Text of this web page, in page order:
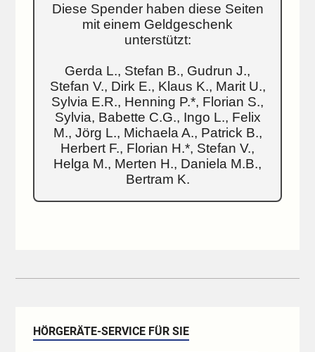
Diese Spender haben diese Seiten
mit einem Geldgeschenk
unterstützt:
Gerda L., Stefan B., Gudrun J.,
Stefan V., Dirk E., Klaus K., Marit U.,
Sylvia E.R., Henning P.*, Florian S.,
Sylvia, Babette C.G., Ingo L., Felix
M., Jörg L., Michaela A., Patrick B.,
Herbert F., Florian H.*, Stefan V.,
Helga M., Merten H., Daniela M.B.,
Bertram K.
HÖRGERÄTE-SERVICE FÜR SIE